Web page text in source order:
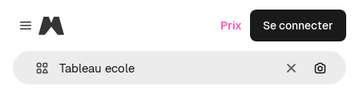
Close menu
Magnific
Effacer
Prix Se connecter